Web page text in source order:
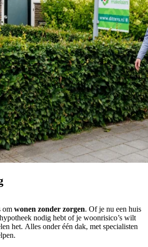
om wonen zonder zorgen. Of je nu een huis
nodig hebt of je woonrisico’s wilt
het. Alles onder één dak, met specialisten